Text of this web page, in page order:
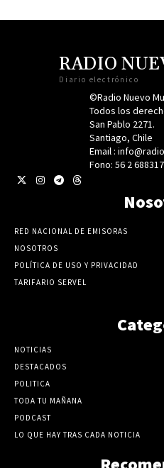
RADIO
Diario electrónico
©Radio Nuevo
Todos los
San Pablo 2271.
Santiago, Chile
Email :
Fono: 56 2
RED NACIONAL DE EMISORAS
NOSOTROS
POLÍTICA DE USO Y PRIVACIDAD
TARIFARIO SERVEL
NOTICIAS
DESTACADOS
POLITICA
TODA TU MAÑANA
PODCAST
LO QUE HAY TRAS CADA NOTICIA